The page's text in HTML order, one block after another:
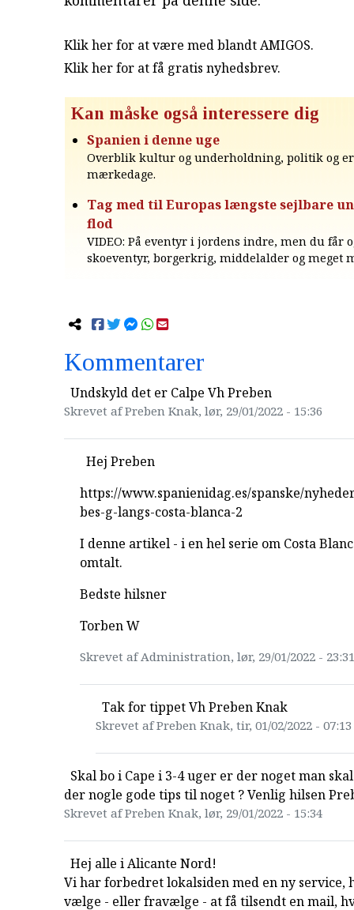
Klik her for at være med blandt AMIGOS.
Klik her for at få gratis nyhedsbrev.
Kan måske også interessere dig
Spanien i denne uge
Overblik kultur og underholdning, politik og
mærkedage.
Tag med til Europas længste sejlbare
flod
VIDEO: På eventyr i jordens indre, men du får
skoeventyr, borgerkrig, middelalder og meget
Kommentarer
Undskyld det er Calpe Vh Preben
Skrevet af Preben Knak, lør, 29/01/2022 - 15:36
Hej Preben
https://www.spanienidag.es/spanske/
bes-g-langs-costa-blanca-2
I denne artikel - i en hel serie om Costa
omtalt.
Bedste hilsner
Torben W
Skrevet af Administration, lør, 29/01/2022 - 23:31
Tak for tippet Vh Preben Knak
Skrevet af Preben Knak, tir, 01/02/2022 - 07:13
Skal bo i Cape i 3-4 uger er der noget man
der nogle gode tips til noget ? Venlig hilsen
Skrevet af Preben Knak, lør, 29/01/2022 - 15:34
Hej alle i Alicante Nord!
Vi har forbedret lokalsiden med en ny service,
vælge - eller fravælge - at få tilsendt en mail,